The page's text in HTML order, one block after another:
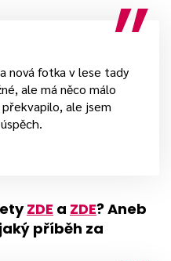
nová fotka v lese tady
ale má něco málo
ale jsem
ZDE a ZDE? Aneb
příběh za